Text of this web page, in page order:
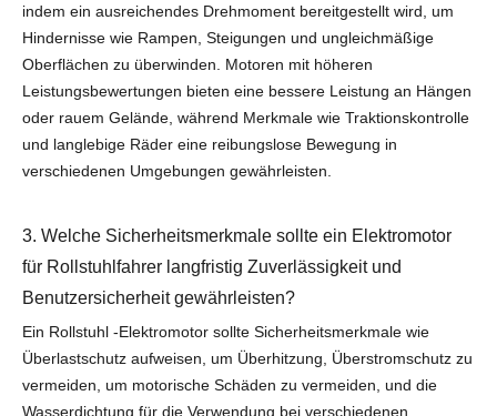
indem ein ausreichendes Drehmoment bereitgestellt wird, um
Hindernisse wie Rampen, Steigungen und ungleichmäßige
Oberflächen zu überwinden. Motoren mit höheren
Leistungsbewertungen bieten eine bessere Leistung an Hängen
oder rauem Gelände, während Merkmale wie Traktionskontrolle
und langlebige Räder eine reibungslose Bewegung in
verschiedenen Umgebungen gewährleisten.
3. Welche Sicherheitsmerkmale sollte ein Elektromotor
für Rollstuhlfahrer langfristig Zuverlässigkeit und
Benutzersicherheit gewährleisten?
Ein Rollstuhl -Elektromotor sollte Sicherheitsmerkmale wie
Überlastschutz aufweisen, um Überhitzung, Überstromschutz zu
vermeiden, um motorische Schäden zu vermeiden, und die
Wasserdichtung für die Verwendung bei verschiedenen